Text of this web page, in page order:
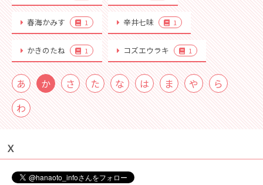
春海かみす 1 辛井七味 1
かきのたね 1 コズエウラキ 1
あ か さ た な は ま や
ら
わ
Ｘ